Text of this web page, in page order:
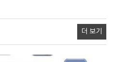
더 보기